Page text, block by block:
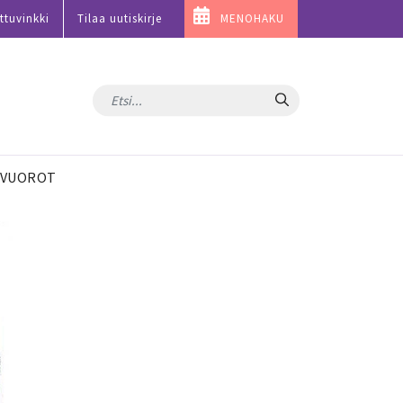
Tilaa uutiskirje MENOHAKU
Hae